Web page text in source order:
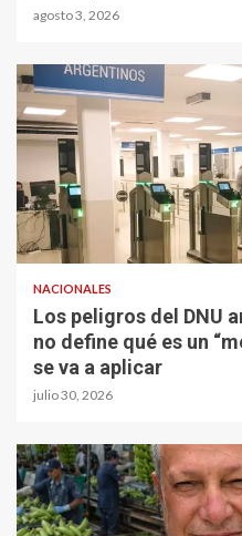
agosto 3, 2026
NACIONALES
Los peligros del DNU
no define qué es un
se va a aplicar
julio 30, 2026